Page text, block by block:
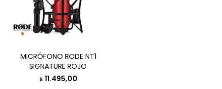
MICRÓFONO RODE NT1
SIGNATURE ROJO
$ 11.495,00